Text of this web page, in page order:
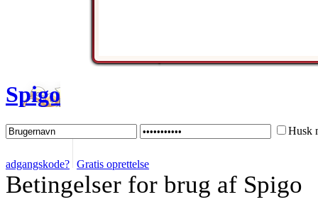
Spigo
Husk
adgangskode? Gratis oprettelse
Betingelser for brug af Spigo